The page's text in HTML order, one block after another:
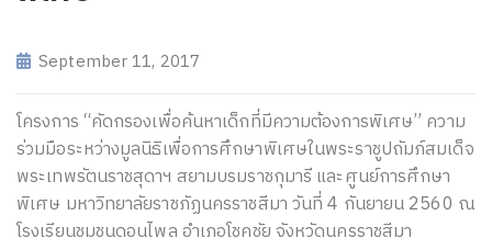
September 11, 2017
โครงการ “คัดกรองเพื่อค้นหาเด็กที่มีความต้องการพิเศษ” ความ
ร่วมมือระหว่างมูลนิธิเพื่อการศึกษาพิเศษในพระราชูปถัมภ์สมเด็จ
พระเทพรัตนราชสุดาฯ สยามบรมราชกุมารี และศูนย์การศึกษา
พิเศษ มหาวิทยาลัยราชภัฏนครราชสีมา วันที่ 4 กันยายน 2560 ณ
โรงเรียนชุมชนดอนไพล อำเภอโชคชัย จังหวัดนครราชสีมา